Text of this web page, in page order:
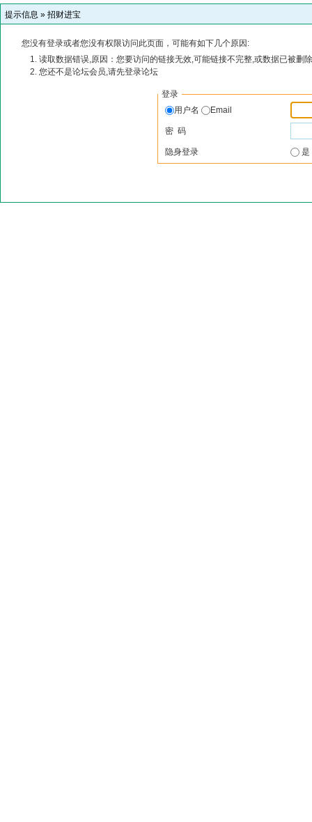
提示信息 » 招财进宝
您没有登录或者您没有权限访问此页面，可能有如下几个原因:
读取数据错误,原因：您要访问的链接无效,可能链接不完整,或数据已被删
您还不是论坛会员,请先登录论坛
登录
用户名
Email
密 码
隐身登录